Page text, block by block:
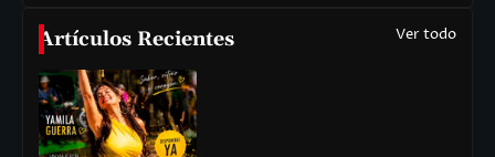
Artículos Recientes Ver todo